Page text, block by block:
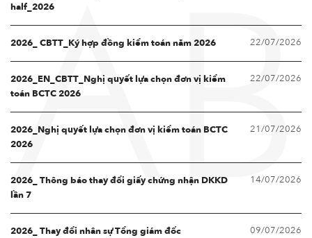
half_2026
2026_ CBTT_Ký hợp đồng kiểm toán năm 2026 22/07/2026
2026_EN_CBTT_Nghị quyết lựa chọn đơn vị kiểm
toán BCTC 2026
22/07/2026
2026_Nghị quyết lựa chọn đơn vị kiểm toán BCTC
2026
21/07/2026
2026_ Thông báo thay đổi giấy chứng nhận DKKD
lần 7
14/07/2026
2026_ Thay đổi nhân sự Tổng giám đốc 09/07/2026